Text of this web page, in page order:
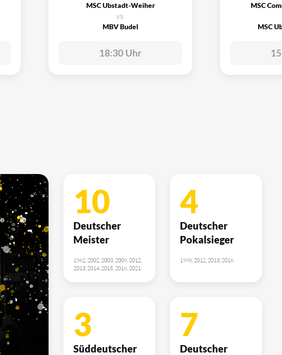
MSC Ubstadt-Weiher
vs.
MBV Budel
18:30 Uhr
MSC
MSC
10
Deutscher
Meister
1962, 2002, 2003, 2009, 2012,
2013, 2014, 2015, 2016, 2021
4
Deutscher
Pokalsieger
1998, 2012, 2013, 2016
3
Süddeutscher
7
Deutscher